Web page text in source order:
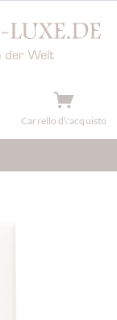
Carrello d\'acquisto